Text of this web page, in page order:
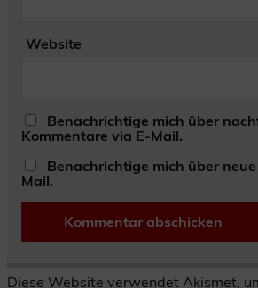
Website
Benachrichtige mich über
Kommentare via E-Mail.
Benachrichtige mich über
Mail.
Diese Website verwendet Akismet,